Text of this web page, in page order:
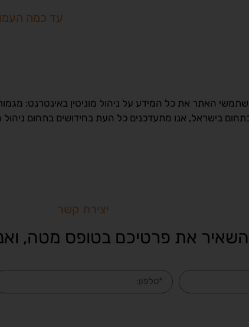
עד כמה
האתר את כל המידע על ניהול מוניטין באינטרנט:
בתחום בישראל, אנו מתעדכנים כל העת בחידושים בתחום ניהול
יצירת קשר
את פרטיכם בטופס מטה,